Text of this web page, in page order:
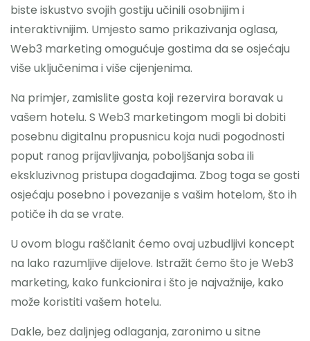
biste iskustvo svojih gostiju učinili osobnijim i
interaktivnijim. Umjesto samo prikazivanja oglasa,
Web3 marketing omogućuje gostima da se osjećaju
više uključenima i više cijenjenima.
Na primjer, zamislite gosta koji rezervira boravak u
vašem hotelu. S Web3 marketingom mogli bi dobiti
posebnu digitalnu propusnicu koja nudi pogodnosti
poput ranog prijavljivanja, poboljšanja soba ili
ekskluzivnog pristupa događajima. Zbog toga se gosti
osjećaju posebno i povezanije s vašim hotelom, što ih
potiče ih da se vrate.
U ovom blogu raščlanit ćemo ovaj uzbudljivi koncept
na lako razumljive dijelove. Istražit ćemo što je Web3
marketing, kako funkcionira i što je najvažnije, kako
može koristiti vašem hotelu.
Dakle, bez daljnjeg odlaganja, zaronimo u sitne